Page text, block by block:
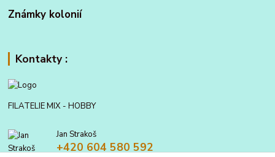
Známky kolonií
Kontakty :
FILATELIE MIX - HOBBY
Jan Strakoš
+420 604 580 592